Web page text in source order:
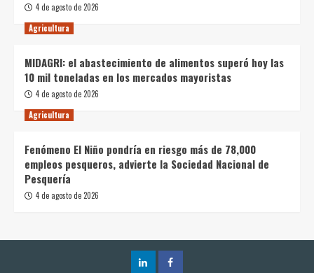
4 de agosto de 2026
Agricultura
MIDAGRI: el abastecimiento de alimentos superó hoy las
10 mil toneladas en los mercados mayoristas
4 de agosto de 2026
Agricultura
Fenómeno El Niño pondría en riesgo más de 78,000
empleos pesqueros, advierte la Sociedad Nacional de
Pesquería
4 de agosto de 2026